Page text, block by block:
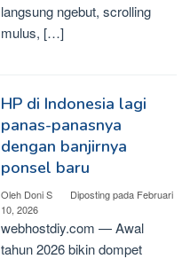
langsung ngebut, scrolling
mulus, […]
HP di Indonesia lagi
panas-panasnya
dengan banjirnya
ponsel baru
Oleh Doni S Diposting pada Februari
10, 2026
webhostdiy.com — Awal
tahun 2026 bikin dompet